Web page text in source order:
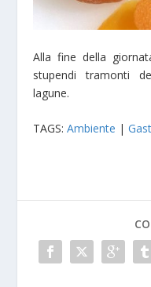
Alla fine della
stupendi tramonti
lagune.
TAGS:Ambiente |